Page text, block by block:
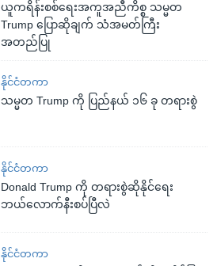
ယူကရိန်းစစ်ရေးအကူအညီကိစ္စ သမ္မတ
Trump ပြောဆိုချက် သံအမတ်ကြီး
အတည်ပြု
နိုင်ငံတကာ
သမ္မတ Trump ကို ပြည်နယ် ၁၆ ခု တရားစွဲ
နိုင်ငံတကာ
Donald Trump ကို တရားစွဲဆိုနိုင်ရေး
ဘယ်လောက်နီးစပ်ပြီလဲ
နိုင်ငံတကာ